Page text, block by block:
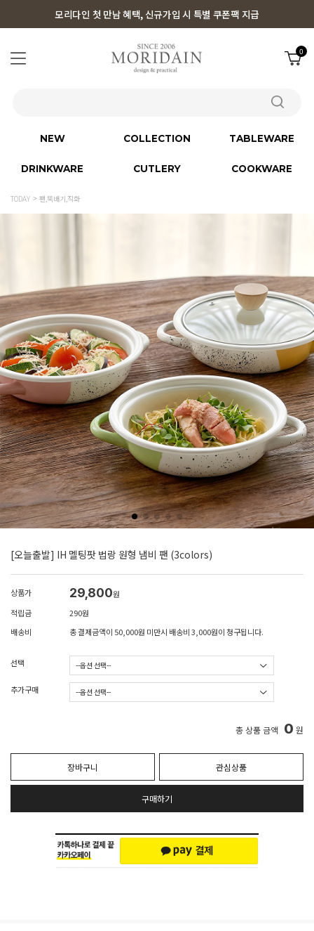
모리다인 첫 만남 혜택, 신규가입 시 특별 쿠폰팩 지급
0
NEW COLLECTION TABLEWARE
DRINKWARE CUTLERY COOKWARE
TODAY 팬,뚝배기,직화
[오늘출발] IH 멜팅팟 법랑 원형 냄비 팬 (3colors)
상품가 29,800원
적립금
290원
배송비
총 결제금액이 50,000원 미만시 배송비 3,000원이 청구됩니다.
선택
추가구매
총 상품 금액 0 원
장바구니 관심상품
구매하기